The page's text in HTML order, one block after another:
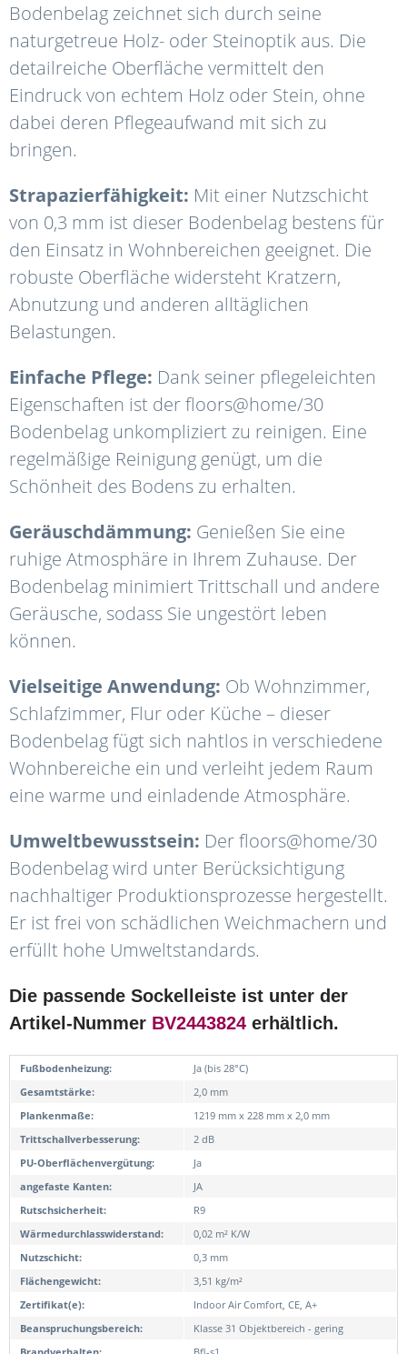
Bodenbelag zeichnet sich durch seine
naturgetreue Holz- oder Steinoptik aus. Die
detailreiche Oberfläche vermittelt den
Eindruck von echtem Holz oder Stein, ohne
dabei deren Pflegeaufwand mit sich zu
bringen.
Strapazierfähigkeit: Mit einer Nutzschicht
von 0,3 mm ist dieser Bodenbelag bestens für
den Einsatz in Wohnbereichen geeignet. Die
robuste Oberfläche widersteht Kratzern,
Abnutzung und anderen alltäglichen
Belastungen.
Einfache Pflege: Dank seiner pflegeleichten
Eigenschaften ist der floors@home/30
Bodenbelag unkompliziert zu reinigen. Eine
regelmäßige Reinigung genügt, um die
Schönheit des Bodens zu erhalten.
Geräuschdämmung: Genießen Sie eine
ruhige Atmosphäre in Ihrem Zuhause. Der
Bodenbelag minimiert Trittschall und andere
Geräusche, sodass Sie ungestört leben
können.
Vielseitige Anwendung: Ob Wohnzimmer,
Schlafzimmer, Flur oder Küche – dieser
Bodenbelag fügt sich nahtlos in verschiedene
Wohnbereiche ein und verleiht jedem Raum
eine warme und einladende Atmosphäre.
Umweltbewusstsein: Der floors@home/30
Bodenbelag wird unter Berücksichtigung
nachhaltiger Produktionsprozesse hergestellt.
Er ist frei von schädlichen Weichmachern und
erfüllt hohe Umweltstandards.
Die passende Sockelleiste ist unter der
Artikel-Nummer BV2443824 erhältlich.
Fußbodenheizung:
Ja (bis 28°C)
Gesamtstärke:
2,0 mm
Plankenmaße:
1219 mm x 228 mm x 2,0 mm
Trittschallverbesserung:
2 dB
PU-Oberflächenvergütung:
Ja
angefaste Kanten:
JA
Rutschsicherheit:
R9
Wärmedurchlasswiderstand:
0,02 m² K/W
Nutzschicht:
0,3 mm
Flächengewicht:
3,51 kg/m²
Zertifikat(e):
Indoor Air Comfort, CE, A+
Beanspruchungsbereich:
Klasse 31 Objektbereich - gering